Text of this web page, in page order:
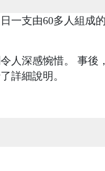
一支由60多人組成
人深感惋惜。 事後
詳細說明。